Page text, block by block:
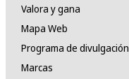
Valora y gana
Mapa Web
Programa de
Marcas